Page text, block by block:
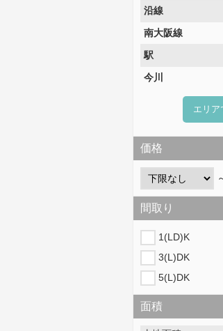
沿線
南大阪線
駅
今川
エリア
価格
間取り
1(LD)K
3(L)DK
5(L)DK
面積